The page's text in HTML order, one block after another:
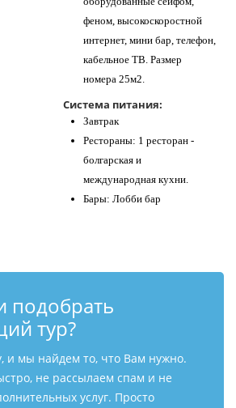
феном, высокоскоростной
интернет, мини бар, телефон,
кабельное ТВ. Размер
номера 25м2.
Система питания:
Завтрак
Рестораны: 1 ресторан -
болгарская и
международная кухни.
Бары: Лобби бар
подобрать
тур?
и мы найдем то, что Вам нужно.
не рассылаем спам и не
услуг. Просто